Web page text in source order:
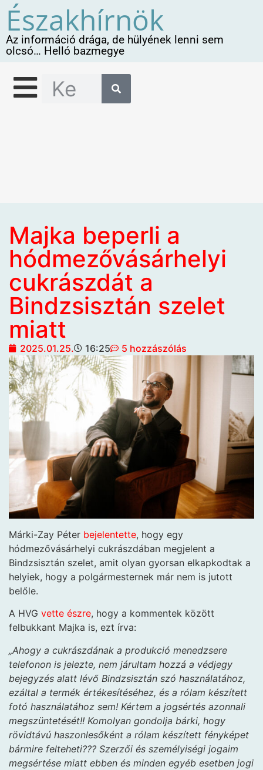
Északhírnök
Az információ drága, de hülyének lenni sem
olcsó… Helló bazmegye
Majka beperli a
hódmezővásárhelyi
cukrászdát a
Bindzsisztán szelet
miatt
2025.01.25. 16:25 5 hozzászólás
Márki-Zay Péter bejelentette, hogy egy
hódmezővásárhelyi cukrászdában megjelent a
Bindzsisztán szelet, amit olyan gyorsan elkapkodtak a
helyiek, hogy a polgármesternek már nem is jutott
belőle.
A HVG vette észre, hogy a kommentek között
felbukkant Majka is, ezt írva:
„Ahogy a cukrászdának a produkció menedzsere
telefonon is jelezte, nem járultam hozzá a védjegy
bejegyzés alatt lévő Bindzsisztán szó használatához,
ezáltal a termék értékesítéséhez, és a rólam készített
fotó használatához sem! Kértem a jogsértés azonnali
megszüntetését!! Komolyan gondolja bárki, hogy
rövidtávú haszonlesőként a rólam készített fényképet
bármire felteheti??? Szerzői és személyiségi jogaim
megsértése miatt ebben és minden egyéb esetben jogi